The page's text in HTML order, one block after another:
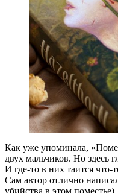
Как уже упоминала,
двух мальчиков. Но здесь
И где-то в них таится что-
Сам автор отлично
убийства в этом